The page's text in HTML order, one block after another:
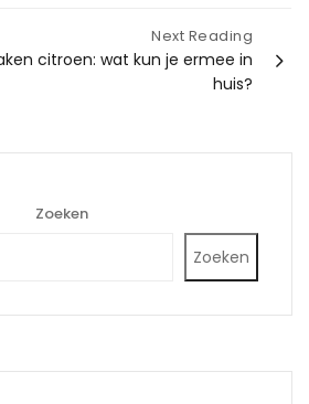
Next Reading
citroen: wat kun je ermee in
huis?
Zoeken
Zoeken